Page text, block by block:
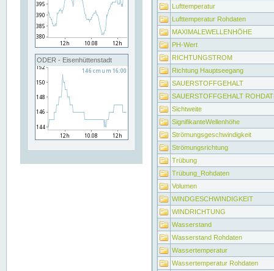
ODER - Eisenhüttenstadt
Lufttemperatur
Lufttemperatur Rohdaten
MAXIMALEWELLENHÖHE
PH-Wert
RICHTUNGSTROM
Richtung Hauptseegang
SAUERSTOFFGEHALT
SAUERSTOFFGEHALT
Sichtweite
SignifikanteWellenhöhe
Strömungsgeschwindigkeit
Strömungsrichtung
Trübung
Trübung_Rohdaten
Volumen
WINDGESCHWINDIGKEIT
WINDRICHTUNG
Wasserstand
Wasserstand Rohdaten
Wassertemperatur
Wassertemperatur Rohdaten